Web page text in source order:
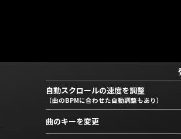
自動スクロールの速度を調整
（曲のBPMに合わせた自動調整もあり）
曲のキーを変更